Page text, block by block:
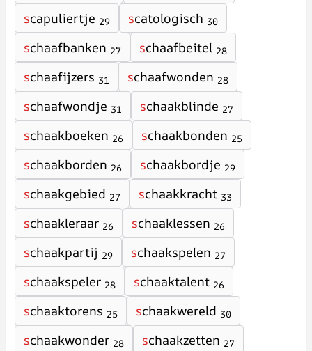
scapuliertje 29 scatologisch 30
schaafbanken 27 schaafbeitel 28
schaafijzers 31 schaafwonden 28
schaafwondje 31 schaakblinde 27
schaakboeken 26 schaakbonden 25
schaakborden 26 schaakbordje 29
schaakgebied 27 schaakkracht 33
schaakleraar 26 schaaklessen 26
schaakpartij 29 schaakspelen 27
schaakspeler 28 schaaktalent 26
schaaktorens 25 schaakwereld 30
schaakwonder 28 schaakzetten 27